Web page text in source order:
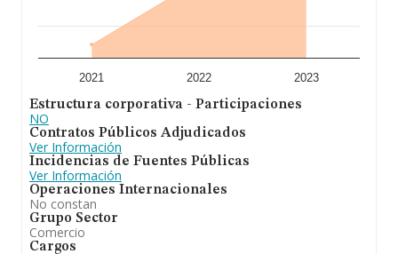
2021 2022 2023
Estructura corporativa - Participaciones
NO
Contratos Públicos Adjudicados
Ver Información
Incidencias de Fuentes Públicas
Ver Información
Operaciones Internacionales
No constan
Grupo Sector
Comercio
Cargos